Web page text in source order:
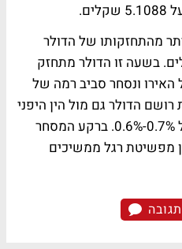
מהתחזקותו של הדולר
בשעה זו הדולר מתחזק
בשיעור של 0.66% מול האירו ונסחר סביב רמה של
רושם הדולר גם מול הין היפני
והלירה השטרלינג בשיעור של 0.7%-0.6%. ברקע המסחר
מפשיטת רגל ממשיכים